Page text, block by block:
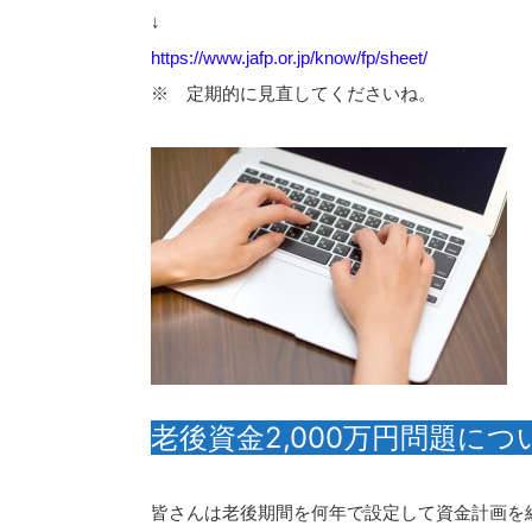
↓
https://www.jafp.or.jp/know/fp/sheet/
※ 定期的に見直してくださいね。
老後資金2,000万円問題につ
皆さんは老後期間を何年で設定して資金計画を